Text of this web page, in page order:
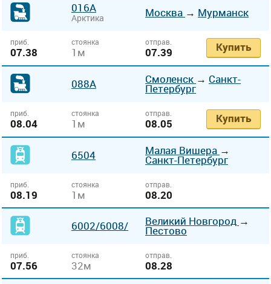
016А
Арктика Москва → Мурманск
приб.
07.38
стоянка
1м
отправ.
07.39 Купить
088А Смоленск → Санкт-
Петербург
приб.
08.04
стоянка
1м
отправ.
08.05 Купить
6504 Малая Вишера →
Санкт-Петербург
приб.
08.19
стоянка
1м
отправ.
08.20
6002/6008/ Великий Новгород →
Пестово
приб.
07.56
стоянка
32м
отправ.
08.28